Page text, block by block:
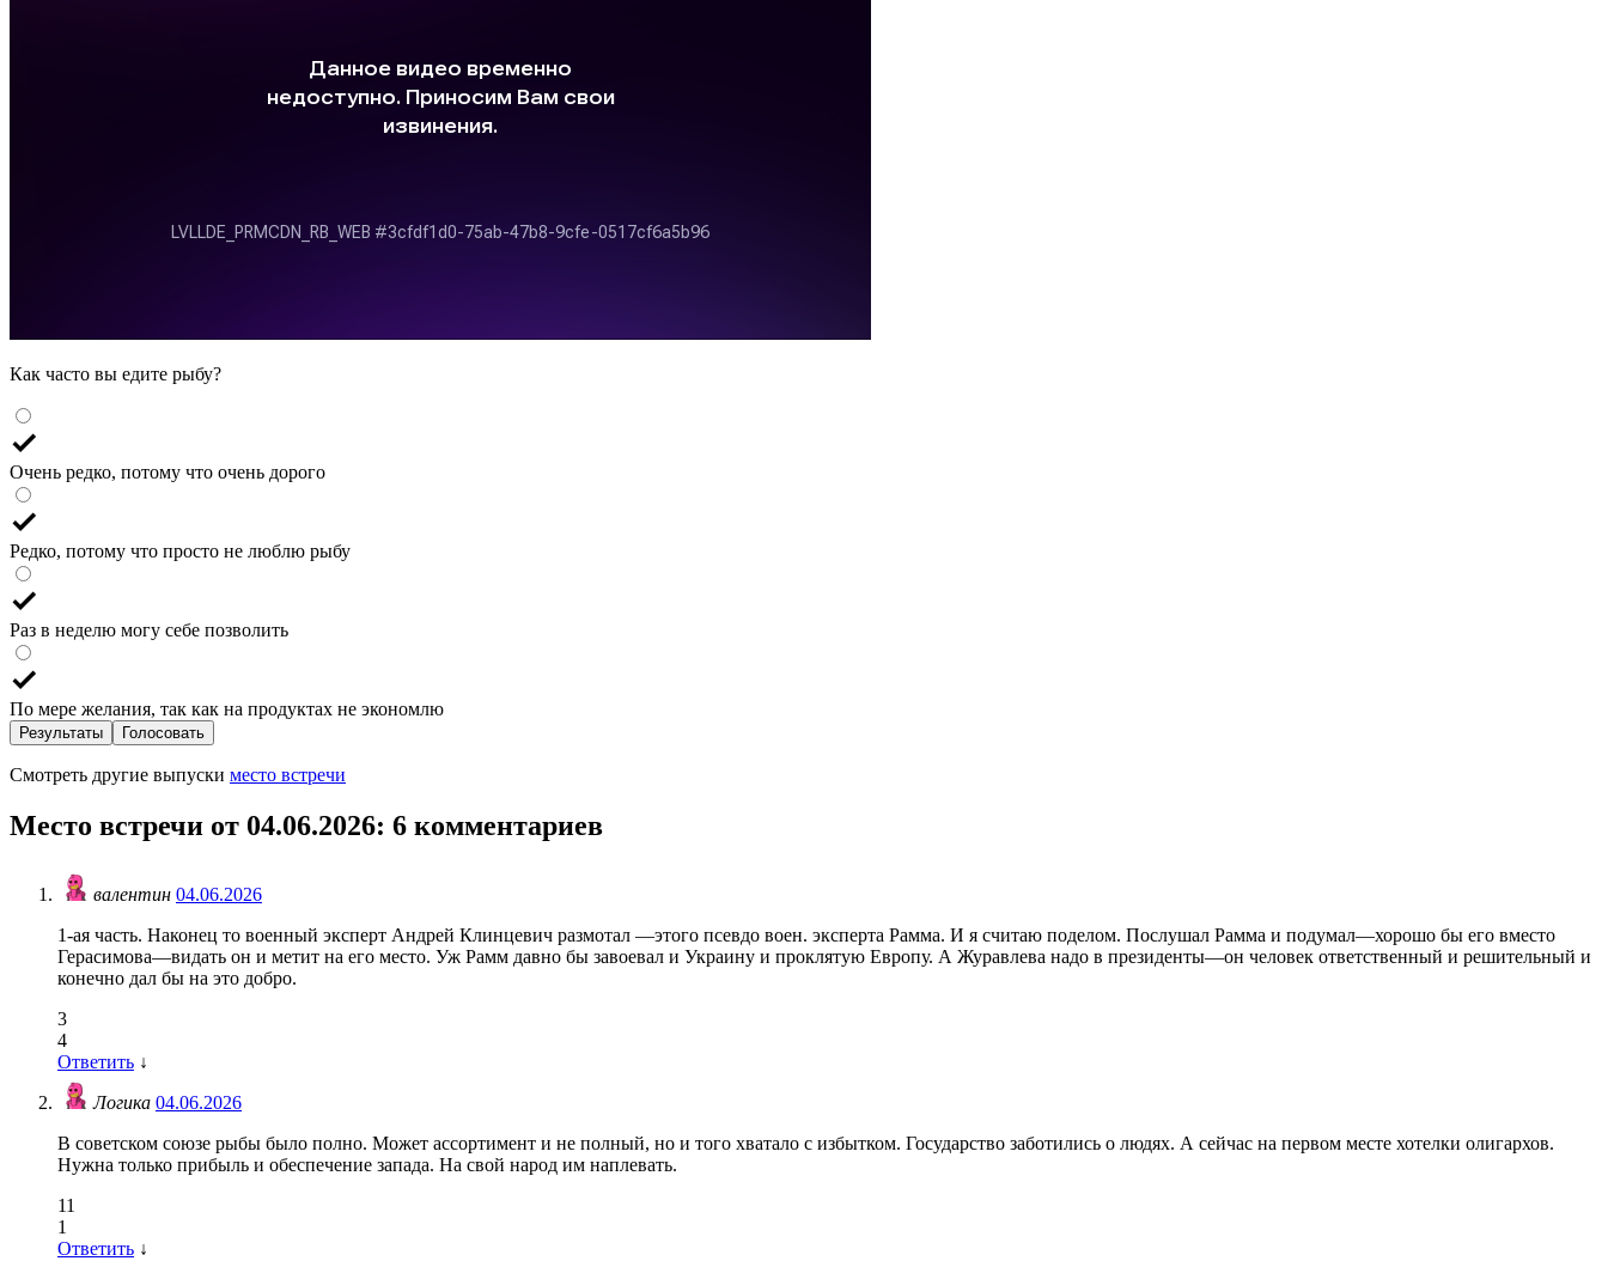
Как часто вы едите рыбу?
Очень редко, потому что очень дорого
Редко, потому что просто не люблю рыбу
Раз в неделю могу себе позволить
По мере желания, так как на продуктах не экономлю
Результаты Голосовать
Смотреть другие выпуски место встречи
Место встречи от 04.06.2026: 6 комментариев
валентин 04.06.2026
1-ая часть. Наконец то военный эксперт Андрей Клинцевич размотал —этого псевдо воен. эксперта Рамма. И я считаю поделом. Послушал Рамма и подумал—хорошо бы его вместо
Герасимова—видать он и метит на его место. Уж Рамм давно бы завоевал и Украину и проклятую Европу. А Журавлева надо в президенты—он человек ответственный и решительный и
конечно дал бы на это добро.
3
4
Ответить ↓
Логика 04.06.2026
В советском союзе рыбы было полно. Может ассортимент и не полный, но и того хватало с избытком. Государство заботились о людях. А сейчас на первом месте хотелки олигархов.
Нужна только прибыль и обеспечение запада. На свой народ им наплевать.
11
1
Ответить ↓